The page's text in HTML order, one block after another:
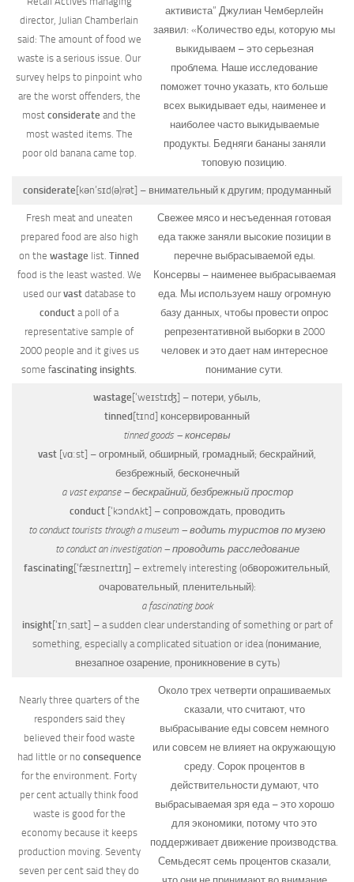
director, Julian Chamberlain
said: The amount of food we
waste is a serious issue. Our
survey helps to pinpoint who
are the worst offenders, the
most considerate and the
most wasted items. The
poor old banana came top.
активиста” Джулиан Чемберлейн
заявил: «Количество еды, которую мы
выкидываем – это серьезная
проблема. Наше исследование
поможет точно указать, кто больше
всех выкидывает еды, наименее и
наиболее часто выкидываемые
продукты. Бедняги бананы заняли
топовую позицию.
considerate [kən’sɪd(ə)rət] – внимательный к другим; продуманный
Fresh meat and uneaten
prepared food are also high
on the wastage list. Tinned
food is the least wasted. We
used ourvastdatabase to
conduct a poll of a
representative sample of
2000 people and it gives us
some fascinating insights.
Свежее мясо и несъеденная готовая
еда также заняли высокие позиции в
перечне выбрасываемой еды.
Консервы – наименее выбрасываемая
еда. Мы используем нашу огромную
базу данных, чтобы провести опрос
репрезентативной выборки в 2000
человек и это дает нам интересное
понимание сути.
wastage [‘weɪstɪʤ] – потери, убыль,
tinned [tɪnd] консервированный
tinned goods – консервы
vast [vɑːst] – огромный, обширный, громадный; бескрайний,
безбрежный, бесконечный
a vast expanse – бескрайний, безбрежный простор
conduct [‘kɔndʌkt] – сопровождать, проводить
to conduct tourists through a museum – водить туристов по музею
to conduct an investigation – проводить расследование
fascinating[‘fæsɪneɪtɪŋ] – extremely interesting (обворожительный,
очаровательный, пленительный):
a fascinating book
insight[‘ɪnˌsaɪt] – a sudden clear understanding of something or part of
something, especially a complicated situation or idea (понимание,
внезапное озарение, проникновение в суть)
Nearly three quarters of the
responders said they
believed their food waste
had little or no consequence
for the environment. Forty
per cent actually think food
waste is good for the
economy because it keeps
production moving. Seventy
seven per cent said they do
Около трех четверти опрашиваемых
сказали, что считают, что
выбрасывание еды совсем немного
или совсем не влияет на окружающую
среду. Сорок процентов в
действительности думают, что
выбрасываемая зря еда – это хорошо
для экономики, потому что это
поддерживает движение производства.
Семьдесят семь процентов сказали,